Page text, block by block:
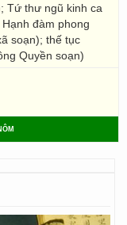
Tứ thư ngũ kinh ca
đàm phong
soạn); thế tục
Quyền soạn)